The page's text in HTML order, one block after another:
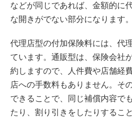
などが同じであれば、金額的に
な開きがでない部分になります。
代理店型の付加保険料には、代
ています。通販型は、保険会社
約しますので、人件費や店舗経
店への手数料もありません。そ
できることで、同じ補償内容で
たり、割り引きをしたりするこ